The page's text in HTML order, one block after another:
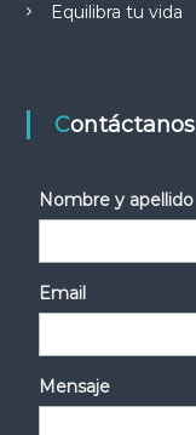
Equilibra tu vida
Contáctanos
Nombre y apellido
Email
Mensaje